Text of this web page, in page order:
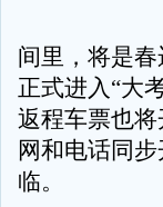
间里，将是
正式进入“大
返程车票也
网和电话同
临。